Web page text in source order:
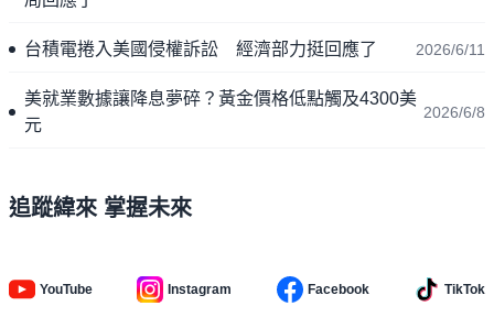
台積電捲入美國侵權訴訟 經濟部力挺回應了 2026/6/11
美就業數據讓降息夢碎？黃金價格低點觸及4300美
元
2026/6/8
追蹤緯來 掌握未來
YouTube Instagram Facebook TikTok